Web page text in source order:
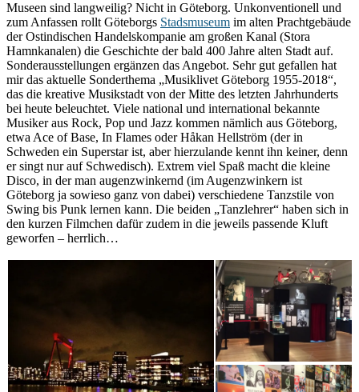
Museen sind langweilig? Nicht in Göteborg. Unkonventionell und
zum Anfassen rollt Göteborgs Stadsmuseum im alten Prachtgebäude
der Ostindischen Handelskompanie am großen Kanal (Stora
Hamnkanalen) die Geschichte der bald 400 Jahre alten Stadt auf.
Sonderausstellungen ergänzen das Angebot. Sehr gut gefallen hat
mir das aktuelle Sonderthema „Musiklivet Göteborg 1955-2018“,
das die kreative Musikstadt von der Mitte des letzten Jahrhunderts
bei heute beleuchtet. Viele national und international bekannte
Musiker aus Rock, Pop und Jazz kommen nämlich aus Göteborg,
etwa Ace of Base, In Flames oder Håkan Hellström (der in
Schweden ein Superstar ist, aber hierzulande kennt ihn keiner, denn
er singt nur auf Schwedisch). Extrem viel Spaß macht die kleine
Disco, in der man augenzwinkernd (im Augenzwinkern ist
Göteborg ja sowieso ganz von dabei) verschiedene Tanzstile von
Swing bis Punk lernen kann. Die beiden „Tanzlehrer“ haben sich in
den kurzen Filmchen dafür zudem in die jeweils passende Kluft
geworfen – herrlich…